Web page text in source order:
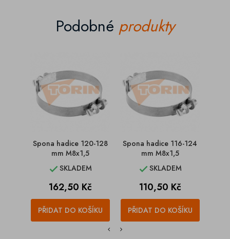
Podobné produkty
Spona hadice 120-128
mm M8x1,5
SKLADEM
Cena
162,50 Kč
PŘIDAT DO KOŠÍKU
Spona hadice 116-124
mm M8x1,5
SKLADEM
Cena
110,50 Kč
PŘIDAT DO KOŠÍKU